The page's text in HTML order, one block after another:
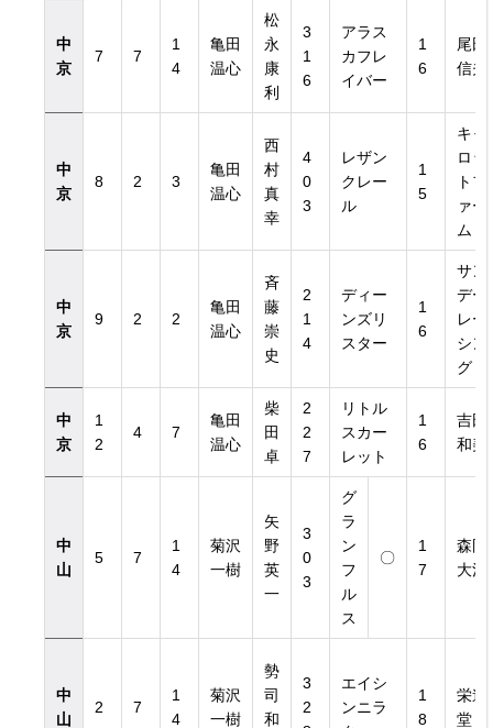
中
京
7 7
1
4
亀田
温心
松
永
康
利
3
1
6
アラス
カフレ
イバー
1
6
尾田
信夫
中
京
8 2 3
亀田
温心
西
村
真
幸
4
0
3
レザン
クレー
ル
1
5
キャ
ロッ
トフ
ァー
ム
中
京
9 2 2
亀田
温心
斉
藤
崇
史
2
1
4
ディー
ンズリ
スター
1
6
サン
デー
レー
シン
グ
中
京
1
2
4 7
亀田
温心
柴
田
卓
2
2
7
リトル
スカー
レット
1
6
吉田
和美
中
山
5 7
1
4
菊沢
一樹
矢
野
英
一
3
0
3
グ
ラ
ン
フ
ル
ス
〇
1
7
森岡
大河
中
山
2 7
1
4
菊沢
一樹
勢
司
和
3
2
エイシ
ンニラ
1
8
栄進
堂